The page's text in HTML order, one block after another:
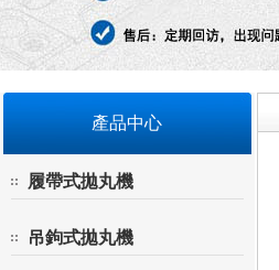
產品中心
履帶式拋丸機
吊鉤式拋丸機